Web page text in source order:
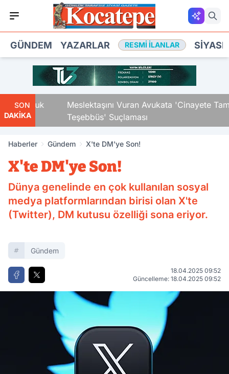
GÜNDEM YAZARLAR RESMI İLANLAR
SON
DAKİKA
Çocuk
Meslektaşını Vuran Avukata 'Cinayete Tam
Teşebbüs' Suçlaması
Haberler Gündem X'te DM'ye Son!
X'te DM'ye Son!
Dünya genelinde en çok kullanılan sosyal
medya platformlarından birisi olan X'te
(Twitter), DM kutusu özelliği sona eriyor.
Gündem
18.04.2025 09:52
Güncelleme: 18.04.2025 09:52